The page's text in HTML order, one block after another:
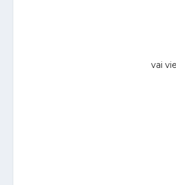
vai